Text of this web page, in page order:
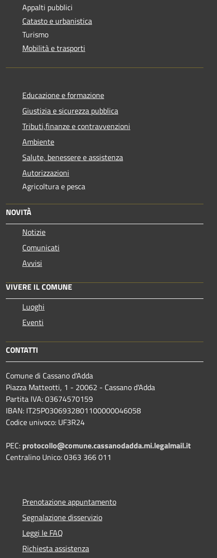
Appalti pubblici
Catasto e urbanistica
Turismo
Mobilità e trasporti
Educazione e formazione
Giustizia e sicurezza pubblica
Tributi,finanze e contravvenzioni
Ambiente
Salute, benessere e assistenza
Autorizzazioni
Agricoltura e pesca
NOVITÀ
Notizie
Comunicati
Avvisi
VIVERE IL COMUNE
Luoghi
Eventi
CONTATTI
Comune di Cassano d'Adda
Piazza Matteotti, 1 - 20062 - Cassano d'Adda
Partita IVA: 03674570159
IBAN: IT25P0306932801100000046058
Codice univoco: UF3R24
PEC: protocollo@comune.cassanodadda.mi.legalmail.it
Centralino Unico: 0363 366 011
Prenotazione appuntamento
Segnalazione disservizio
Leggi le FAQ
Richiesta assistenza